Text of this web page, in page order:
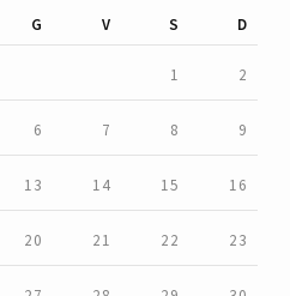
G V S D
1 2
6 7 8 9
13 14 15 16
20 21 22 23